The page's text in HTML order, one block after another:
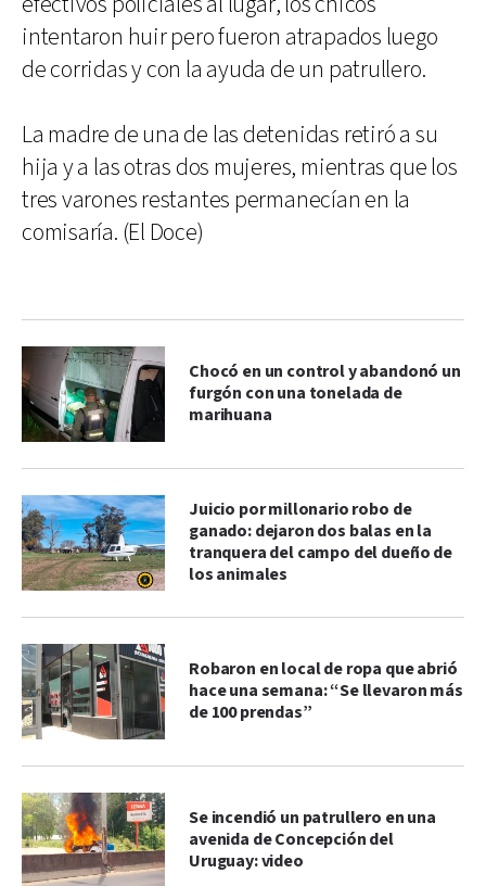
intentaron huir pero fueron atrapados luego
de corridas y con la ayuda de un patrullero.
La madre de una de las detenidas retiró a su
hija y a las otras dos mujeres, mientras que los
tres varones restantes permanecían en la
comisaría. (El Doce)
Chocó en un control y abandonó un
furgón con una tonelada de
marihuana
Juicio por millonario robo de
ganado: dejaron dos balas en la
tranquera del campo del dueño de
los animales
Robaron en local de ropa que abrió
hace una semana: “Se llevaron más
de 100 prendas”
Se incendió un patrullero en una
avenida de Concepción del
Uruguay: video